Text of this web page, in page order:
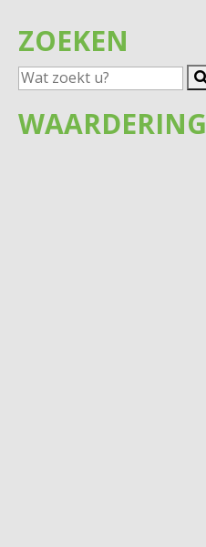
ZOEKEN
WAARDERING